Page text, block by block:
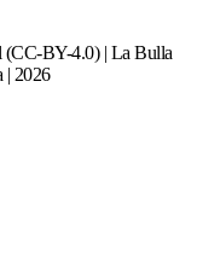
(CC-BY-4.0) | La Bulla
| 2026